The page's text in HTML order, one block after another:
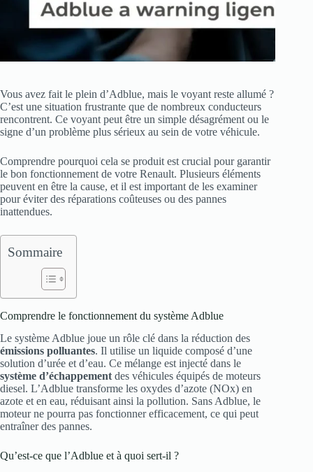
Vous avez fait le plein d’Adblue, mais le voyant reste allumé ?
C’est une situation frustrante que de nombreux conducteurs
rencontrent. Ce voyant peut être un simple désagrément ou le
signe d’un problème plus sérieux au sein de votre véhicule.
Comprendre pourquoi cela se produit est crucial pour garantir
le bon fonctionnement de votre Renault. Plusieurs éléments
peuvent en être la cause, et il est important de les examiner
pour éviter des réparations coûteuses ou des pannes
inattendues.
Sommaire
Comprendre le fonctionnement du système Adblue
Le système Adblue joue un rôle clé dans la réduction des
émissions polluantes. Il utilise un liquide composé d’une
solution d’urée et d’eau. Ce mélange est injecté dans le
système d’échappement des véhicules équipés de moteurs
diesel. L’Adblue transforme les oxydes d’azote (NOx) en
azote et en eau, réduisant ainsi la pollution. Sans Adblue, le
moteur ne pourra pas fonctionner efficacement, ce qui peut
entraîner des pannes.
Qu’est-ce que l’Adblue et à quoi sert-il ?